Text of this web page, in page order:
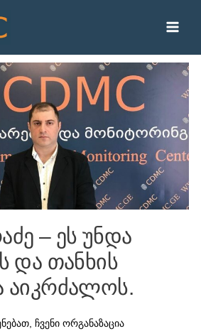
– ეს უნდა
და თანხის
აიკრძალოს.
ჩვენი ორგანაზაცია